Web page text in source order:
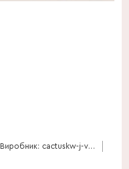
Виробник: cactuskw-j-vd-linden-bv